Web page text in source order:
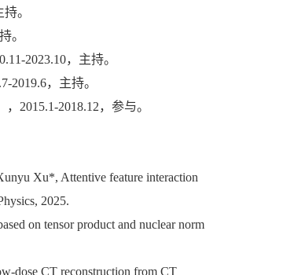
。
。
2023.10，主持。
2019.6，主持。
2015.1-2018.12，参与。
Xu*, Attentive feature interaction
2025.
on tensor product and nuclear norm
dose CT reconstruction from CT